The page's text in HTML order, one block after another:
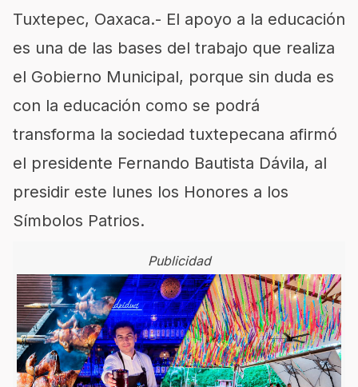
Tuxtepec, Oaxaca.- El apoyo a la educación
es una de las bases del trabajo que realiza
el Gobierno Municipal, porque sin duda es
con la educación como se podrá
transforma la sociedad tuxtepecana afirmó
el presidente Fernando Bautista Dávila, al
presidir este lunes los Honores a los
Símbolos Patrios.
Publicidad